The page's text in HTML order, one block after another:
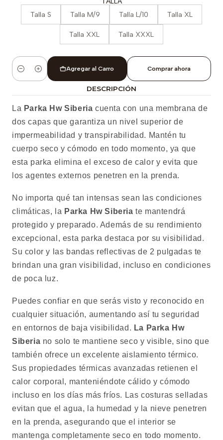
Talla S Talla M/9 Talla L/10 Talla XL
Talla XXL Talla XXXL
Cantidad
Agregar al Carro Comprar ahora
DESCRIPCIÓN
La Parka Hw Siberia cuenta con una membrana de
dos capas que garantiza un nivel superior de
impermeabilidad y transpirabilidad. Mantén tu
cuerpo seco y cómodo en todo momento, ya que
esta parka elimina el exceso de calor y evita que
los agentes externos penetren en la prenda.
No importa qué tan intensas sean las condiciones
climáticas, la Parka Hw Siberia te mantendrá
protegido y preparado. Además de su rendimiento
excepcional, esta parka destaca por su visibilidad.
Su color y las bandas reflectivas de 2 pulgadas te
brindan una gran visibilidad, incluso en condiciones
de poca luz.
Puedes confiar en que serás visto y reconocido en
cualquier situación, aumentando así tu seguridad
en entornos de baja visibilidad. La Parka Hw
Siberia no solo te mantiene seco y visible, sino que
también ofrece un excelente aislamiento térmico.
Sus propiedades térmicas avanzadas retienen el
calor corporal, manteniéndote cálido y cómodo
incluso en los días más fríos. Las costuras selladas
evitan que el agua, la humedad y la nieve penetren
en la prenda, asegurando que el interior se
mantenga completamente seco en todo momento.